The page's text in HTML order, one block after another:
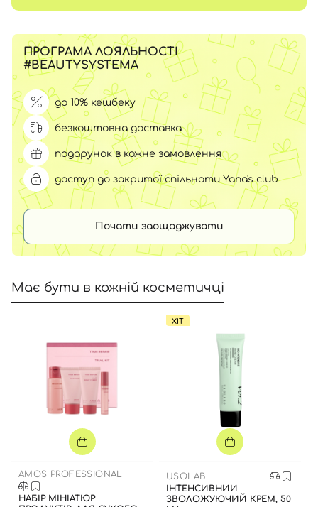
ПРОГРАМА ЛОЯЛЬНОСТІ
#BEAUTYSYSTEMA
до 10% кешбеку
безкоштовна доставка
подарунок в кожне замовлення
доступ до закритої спільноти Yana's club
Почати заощаджувати
Має бути в кожній косметичці
AMOS PROFESSIONAL
НАБІР МІНІАТЮР
ХІТ
USOLAB
ІНТЕНСИВНИЙ
ЗВОЛОЖУЮЧИЙ КРЕМ, 50